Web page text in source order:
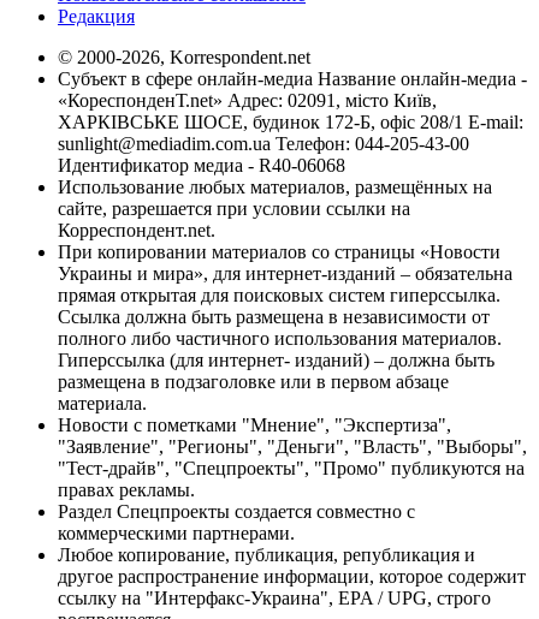
Редакция
© 2000-2026, Korrespondent.net
Субъект в сфере онлайн-медиа Название онлайн-медиа -
«КореспонденТ.net» Адрес: 02091, місто Київ,
ХАРКІВСЬКЕ ШОСЕ, будинок 172-Б, офіс 208/1 E-mail:
sunlight@mediadim.com.ua Телефон: 044-205-43-00
Идентификатор медиа - R40-06068
Использование любых материалов, размещённых на
сайте, разрешается при условии ссылки на
Корреспондент.net.
При копировании материалов со страницы «Новости
Украины и мира», для интернет-изданий – обязательна
прямая открытая для поисковых систем гиперссылка.
Ссылка должна быть размещена в независимости от
полного либо частичного использования материалов.
Гиперссылка (для интернет- изданий) – должна быть
размещена в подзаголовке или в первом абзаце
материала.
Новости с пометками "Мнение", "Экспертиза",
"Заявление", "Регионы", "Деньги", "Власть", "Выборы",
"Тест-драйв", "Спецпроекты", "Промо" публикуются на
правах рекламы.
Раздел Спецпроекты создается совместно с
коммерческими партнерами.
Любое копирование, публикация, републикация и
другое распространение информации, которое содержит
ссылку на "Интерфакс-Украина", EPA / UPG, строго